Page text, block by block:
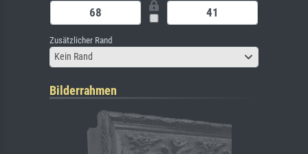
Zusätzlicher Rand
Kein Rand
Bilderrahmen